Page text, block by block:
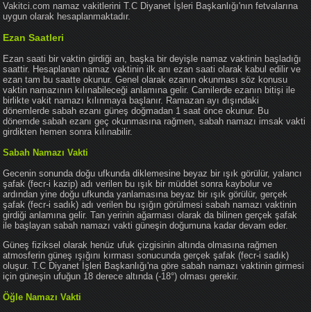
Vakitci.com namaz vakitlerini T.C Diyanet İşleri Başkanlığı'nın fetvalarına
uygun olarak hesaplanmaktadır.
Ezan Saatleri
Ezan saati bir vaktin girdiği an, başka bir deyişle namaz vaktinin başladığı
saattir. Hesaplanan namaz vaktinin ilk anı ezan saati olarak kabul edilir ve
ezan tam bu saatte okunur. Genel olarak ezanın okunması söz konusu
vaktin namazının kılınabileceği anlamına gelir. Camilerde ezanın bitişi ile
birlikte vakit namazı kılınmaya başlanır. Ramazan ayı dışındaki
dönemlerde sabah ezanı güneş doğmadan 1 saat önce okunur. Bu
dönemde sabah ezanı geç okunmasına rağmen, sabah namazı imsak vakti
girdikten hemen sonra kılınabilir.
Sabah Namazı Vakti
Gecenin sonunda doğu ufkunda diklemesine beyaz bir ışık görülür, yalancı
şafak (fecr-i kazip) adı verilen bu ışık bir müddet sonra kaybolur ve
ardından yine doğu ufkunda yanlamasına beyaz bir ışık görülür, gerçek
şafak (fecr-i sadık) adı verilen bu ışığın görülmesi sabah namazı vaktinin
girdiği anlamına gelir. Tan yerinin ağarması olarak da bilinen gerçek şafak
ile başlayan sabah namazı vakti güneşin doğumuna kadar devam eder.
Güneş fiziksel olarak henüz ufuk çizgisinin altında olmasına rağmen
atmosferin güneş ışığını kırması sonucunda gerçek şafak (fecr-i sadık)
oluşur. T.C Diyanet İşleri Başkanlığı'na göre sabah namazı vaktinin girmesi
için güneşin ufuğun 18 derece altında (-18°) olması gerekir.
Öğle Namazı Vakti